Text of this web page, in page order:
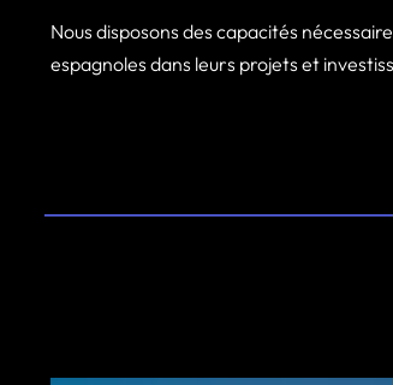
Nous disposons des capacités
espagnoles dans leurs projets et